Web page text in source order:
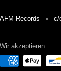
AFM Records c/
Wir akzeptieren